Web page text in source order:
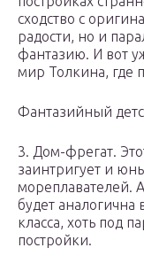
сходство с
радости, но и
фантазию. И вот
мир Толкина, где
Фантазийный
3. Дом-фрегат.
заинтригует и
мореплавателей.
будет
класса, хоть под
постройки.